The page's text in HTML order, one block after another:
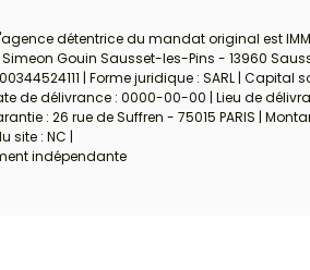
détentrice du mandat original est
Gouin Sausset-les-Pins - 13960
| Forme juridique : SARL | Capital
de délivrance : 0000-00-00 | Lieu de
: 26 rue de Suffren - 75015 PARIS |
: NC |
indépendante